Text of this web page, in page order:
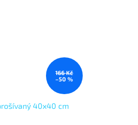
166 Kč
–50 %
40x40 cm